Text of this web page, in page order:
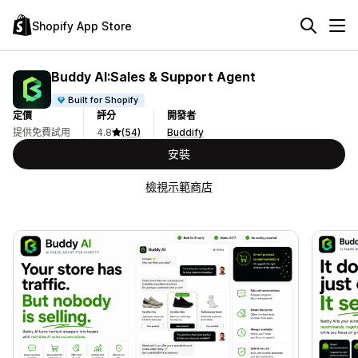
Shopify App Store
Buddy AI:Sales & Support Agent
Built for Shopify
定價
提供免費試用
評分
4.8
(54)
開發者
Buddify
安裝
檢視示範商店